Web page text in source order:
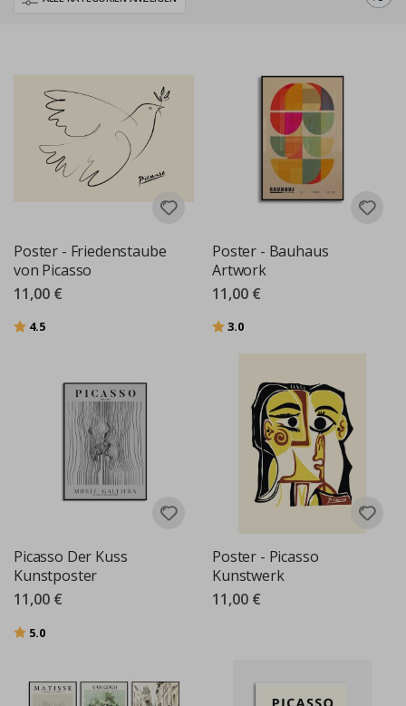
Modernismus und Kubismus, die Picasso geprägt hat. In
Auf Premium-Materialien gedruckt, fängt jedes Poster die
lebendigen Farben und markanten Formen ein, die Picassos
ikonischen Stil ausmachen, und bringt so ein Stück Kunstgeschichte
in Ihre Räume.
Entdecken Sie unsere Picasso-Poster und finden Sie das perfekte
Kunstwerk, um Ihr Zuhause mit einem Hauch künstlerischen Erbes
Poster - Friedenstaube
von Picasso
11,00 €
Bewertung:
4.5
Poster - Bauhaus
Artwork
11,00 €
Bewertung:
3.0
Picasso Der Kuss
Kunstposter
11,00 €
Bewertung:
5.0
Poster - Picasso
Kunstwerk
11,00 €